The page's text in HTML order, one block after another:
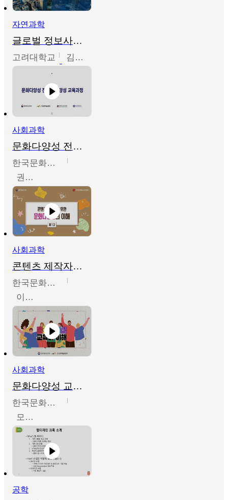
자연과학
글로벌 정보사회와 통계의 창의적 기능
고려대학교 김희영
사회과학
문화다양성 전문인력 양성 기본과정 - 문화다양성의 이해
한국문화예술교육진흥원
권숙인 외 8명
사회과학
콘텐츠 제작자를 위한 문화다양성의 이해
한국문화예술교육진흥원
이성민
사회과학
문화다양성 교육의 이해
한국문화예술교육진흥원
모경환,성상환,정문성
공학